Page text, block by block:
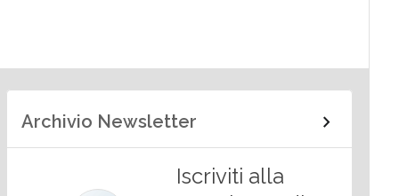
Archivio Newsletter
Iscriviti alla